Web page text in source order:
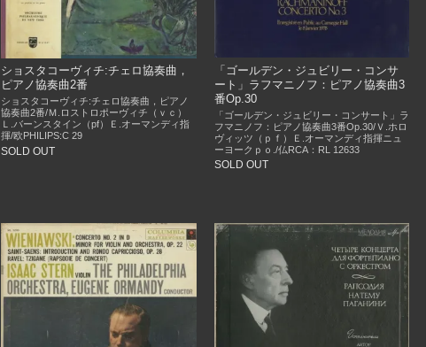
ショスタコーヴィチ:チェロ協奏曲，
ピアノ協奏曲2番
ショスタコーヴィチ:チェロ協奏曲，ピアノ
協奏曲2番/Ｍ.ロストロポーヴィチ（ｖｃ）
Ｌ.バーンスタイン（pf）Ｅ.オーマンディ指
揮/欧PHILIPS:C 29
SOLD OUT
「ゴールデン・ジュビリー・コンサ
ート」ラフマニノフ：ピアノ協奏曲3
番Op.30
「ゴールデン・ジュビリー・コンサート」ラ
フマニノフ：ピアノ協奏曲3番Op.30/Ｖ.ホロ
ヴィッツ（ｐｆ）Ｅ.オーマンディ指揮ニュ
ーヨークｐｏ./仏RCA：RL 12633
SOLD OUT